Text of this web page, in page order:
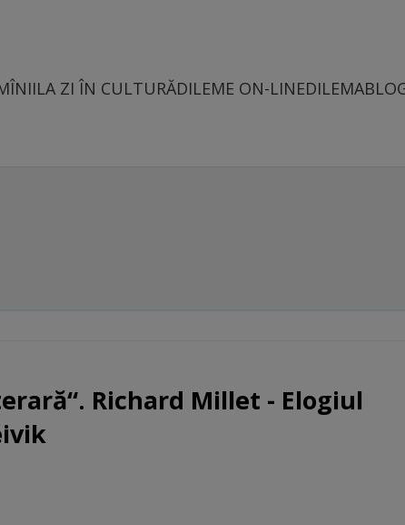
LA ZI ÎN CULTURĂDILEME ON-LINE
Richard Millet - Elogiul